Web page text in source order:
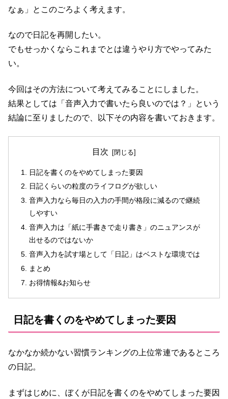
なぁ」とこのごろよく考えます。
なので日記を再開したい。
でもせっかくならこれまでとは違うやり方でやってみた
い。
今回はその方法について考えてみることにしました。
結果としては「音声入力で書いたら良いのでは？」という
結論に至りましたので、以下その内容を書いておきます。
目次
日記を書くのをやめてしまった要因
日記くらいの粒度のライフログが欲しい
音声入力なら毎日の入力の手間が格段に減るので継続
しやすい
音声入力は「紙に手書きで走り書き」のニュアンスが
出せるのではないか
音声入力を試す場として「日記」はベストな環境では
まとめ
お得情報&お知らせ
日記を書くのをやめてしまった要因
なかなか続かない習慣ランキングの上位常連であるところ
の日記。
まずはじめに、ぼくが日記を書くのをやめてしまった要因